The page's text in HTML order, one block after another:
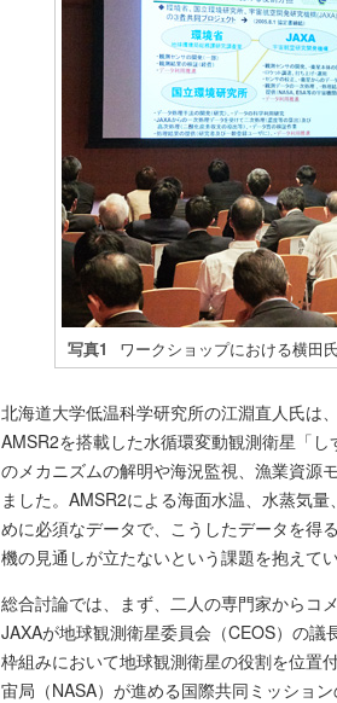
写真1 ワークショップにおける横田
北海道大学低温科学研究所の江淵直人氏は
AMSR2を搭載した水循環変動観測衛星「
のメカニズムの解明や海況監視、漁業資源
ました。AMSR2による海面水温、水蒸気
めに必須なデータで、こうしたデータを得
機の見通しが立たないという課題を抱えて
総合討論では、まず、二人の専門家からコ
JAXAが地球観測衛星委員会（CEOS）の
枠組みにおいて地球観測衛星の役割を位置
宙局（NASA）が進める国際共同ミッショ